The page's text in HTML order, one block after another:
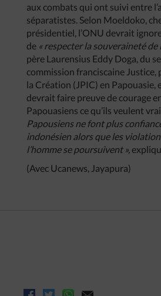
aux combats qui ont suivi entre
séparatistes. Selon Moeldoko,
présidentiel, l’ONU devrait
de « respecter la souveraineté de
père Laurensius Eddy Doga, du
commission franciscaine
la Création (JPIC) en Papouasie,
devrait faire preuve de courage
Papouasiens ce qu’ils veulent
Papousiens ne font plus
indonésien alors que les
l’homme se poursuivent »,
(Avec Ucanews, Jayapura)